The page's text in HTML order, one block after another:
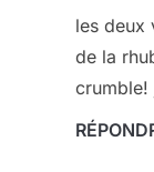
les deux
de la
crumble!